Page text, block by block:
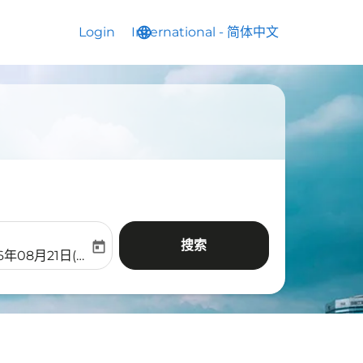
Login language
International - 简体中文
keyboard_arrow_down
label
return-date-aria-label
08月21日(周五)
today 搜索